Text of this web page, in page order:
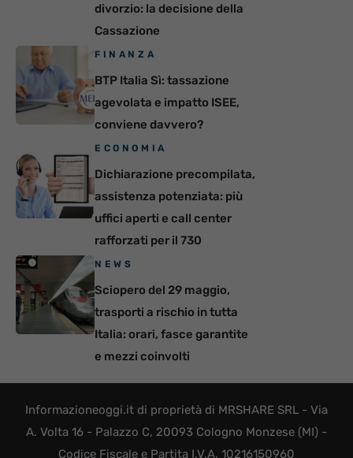
divorzio: la decisione della
Cassazione
FINANZA
BTP Italia Sì: tassazione
agevolata e impatto ISEE,
conviene davvero?
ECONOMIA
Dichiarazione precompilata,
assistenza potenziata: più
uffici aperti e call center
rafforzati per il 730
NEWS
Sciopero del 29 maggio,
trasporti a rischio in tutta
Italia: orari, fasce garantite
e mezzi coinvolti
Informazioneoggi.it di proprietà di MRSHARE SRL - Via
A. Volta 16 - Palazzo C, 20093 Cologno Monzese (MI) -
Codice Fiscale e Partita I.V.A. 10216150960